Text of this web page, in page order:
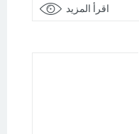
اقرأ المزيد